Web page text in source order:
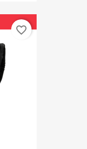
favorite_border